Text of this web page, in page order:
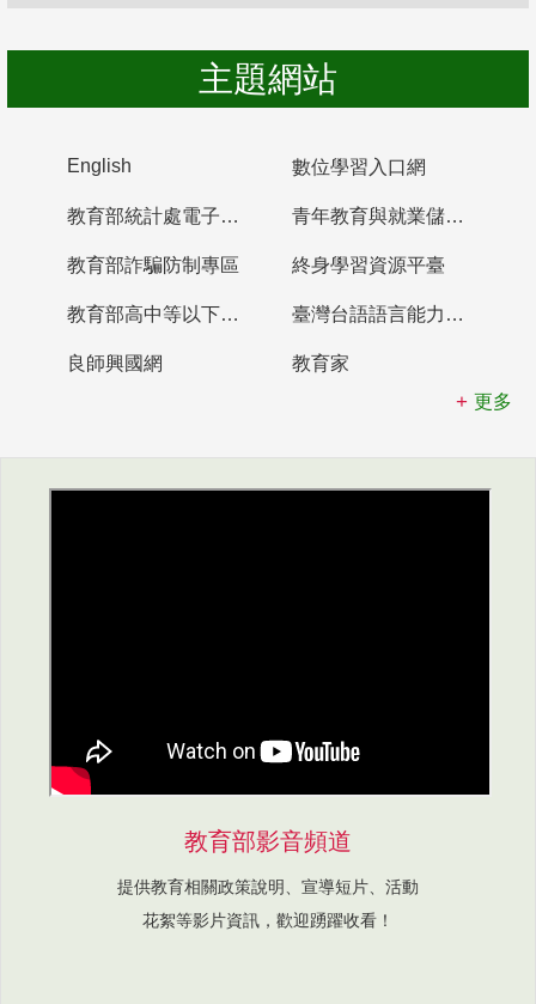
主題網站
English 數位學習入口網
教育部統計處電子書櫃 青年教育與就業儲蓄帳戶
教育部詐騙防制專區 終身學習資源平臺
教育部高中等以下學校及幼兒園教師資格檢定考試 臺灣台語語言能力認證網站
良師興國網
教育家
更多
教育部影音頻道
提供教育相關政策說明、宣導短片、活動
花絮等影片資訊，歡迎踴躍收看！